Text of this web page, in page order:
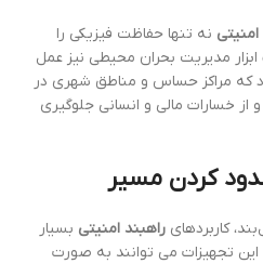
نه تنها حفاظت فیزیکی را
مدیریت بحران محیطی نیز عمل
که مراکز حساس و مناطق شهری در
از خسارات مالی و انسانی جلوگیری
کردن مسیر
کاربردهای راهبند امنیتی بسیار
تجهیزات می توانند به صورت